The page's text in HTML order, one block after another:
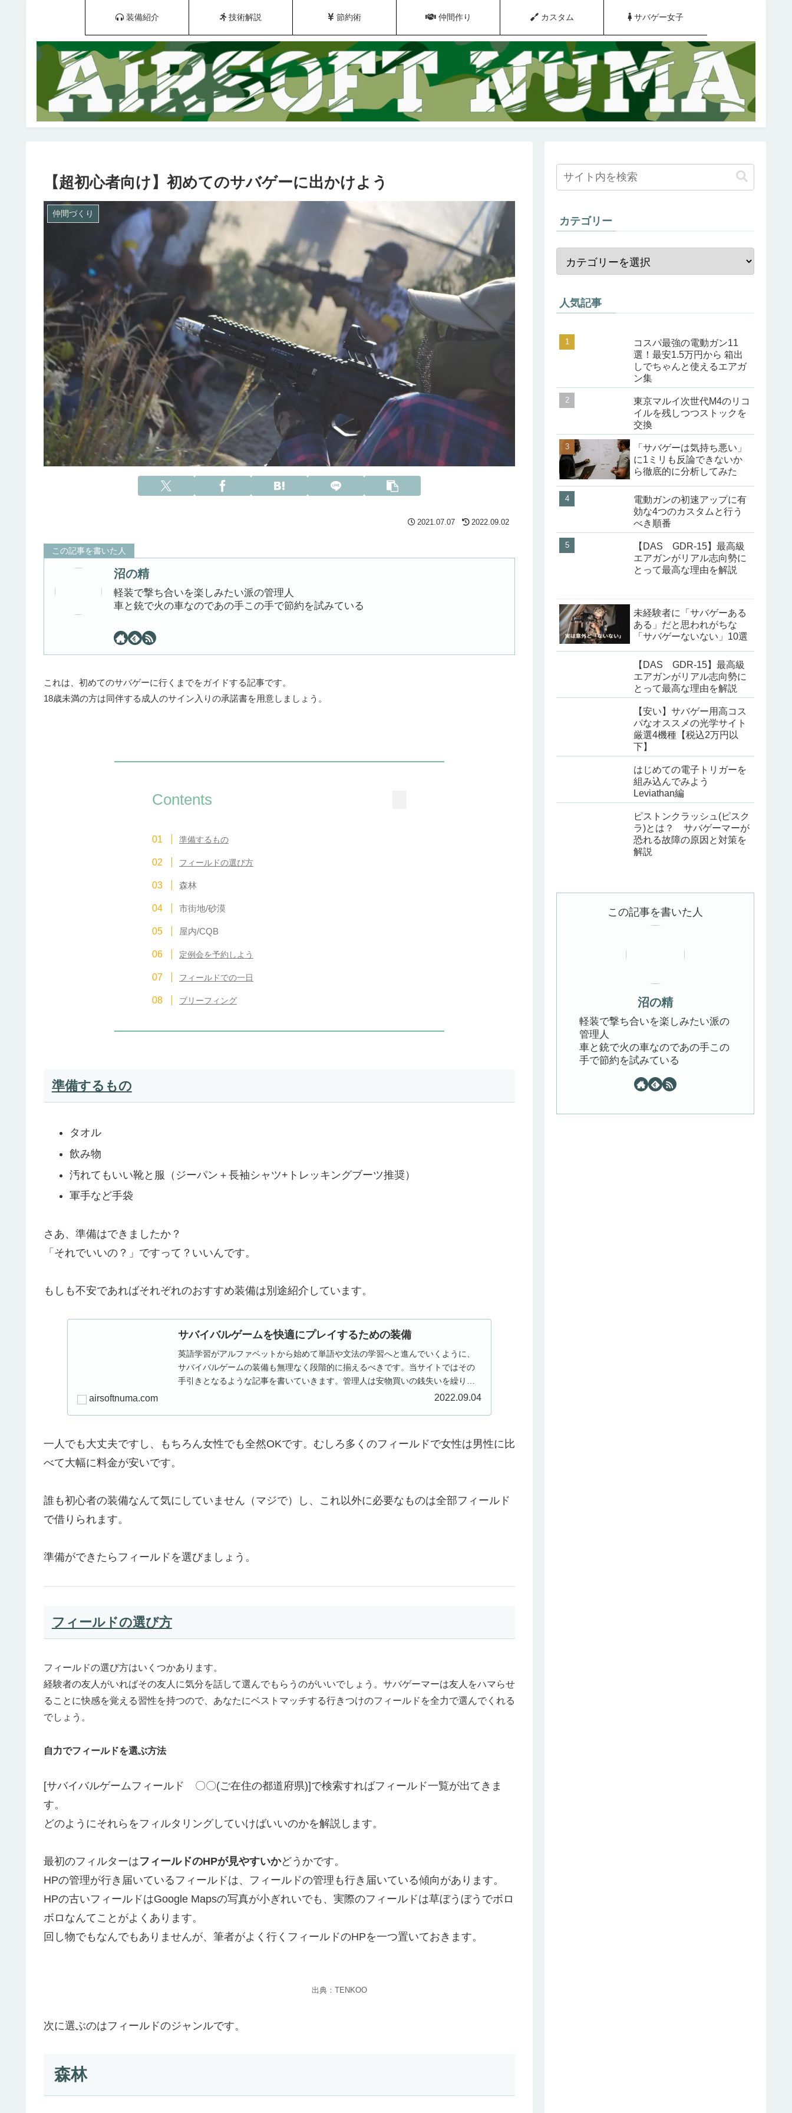
装備紹介 技術解説 節約術 仲間作り カスタム サバゲー女子
【超初心者向け】初めてのサバゲーに出かけよう
仲間づくり
2021.07.07 2022.09.02
この記事を書いた人
沼の精
軽装で撃ち合いを楽しみたい派の管理人
車と銃で火の車なのであの手この手で節約を試みている
これは、初めてのサバゲーに行くまでをガイドする記事です。
18歳未満の方は同伴する成人のサイン入りの承諾書を用意しましょう。
Contents
準備するもの
フィールドの選び方
森林
市街地/砂漠
屋内/CQB
定例会を予約しよう
フィールドでの一日
ブリーフィング
準備するもの
タオル
飲み物
汚れてもいい靴と服（ジーパン＋長袖シャツ+トレッキングブーツ推奨）
軍手など手袋
さあ、準備はできましたか？
「それでいいの？」ですって？いいんです。
もしも不安であればそれぞれのおすすめ装備は別途紹介しています。
サバイバルゲームを快適にプレイするための装備
英語学習がアルファベットから始めて単語や文法の学習へと進んでいくように、
サバイバルゲームの装備も無理なく段階的に揃えるべきです。当サイトではその
手引きとなるような記事を書いていきます。管理人は安物買いの銭失いを繰り返
airsoftnuma.com 2022.09.04
一人でも大丈夫ですし、もちろん女性でも全然OKです。むしろ多くのフィールドで女性は男性に比
べて大幅に料金が安いです。
誰も初心者の装備なんて気にしていません（マジで）し、これ以外に必要なものは全部フィールド
で借りられます。
準備ができたらフィールドを選びましょう。
フィールドの選び方
フィールドの選び方はいくつかあります。
経験者の友人がいればその友人に気分を話して選んでもらうのがいいでしょう。サバゲーマーは友人をハマらせ
ることに快感を覚える習性を持つので、あなたにベストマッチする行きつけのフィールドを全力で選んでくれる
でしょう。
自力でフィールドを選ぶ方法
[サバイバルゲームフィールド 〇〇(ご在住の都道府県)]で検索すればフィールド一覧が出てきま
す。
どのようにそれらをフィルタリングしていけばいいのかを解説します。
最初のフィルターはフィールドのHPが見やすいかどうかです。
HPの管理が行き届いているフィールドは、フィールドの管理も行き届いている傾向があります。
HPの古いフィールドはGoogle Mapsの写真が小ぎれいでも、実際のフィールドは草ぼうぼうでボロ
ボロなんてことがよくあります。
回し物でもなんでもありませんが、筆者がよく行くフィールドのHPを一つ置いておきます。
出典：TENKOO
次に選ぶのはフィールドのジャンルです。
森林
カテゴリー
人気記事
コスパ最強の電動ガン11
選！最安1.5万円から 箱出
しでちゃんと使えるエアガ
ン集
東京マルイ次世代M4のリコ
イルを残しつつストックを
交換
「サバゲーは気持ち悪い」
に1ミリも反論できないか
ら徹底的に分析してみた
電動ガンの初速アップに有
効な4つのカスタムと行う
べき順番
【DAS GDR-15】最高級
エアガンがリアル志向勢に
とって最高な理由を解説
未経験者に「サバゲーある
ある」だと思われがちな
「サバゲーないない」10選
【DAS GDR-15】最高級
エアガンがリアル志向勢に
とって最高な理由を解説
【安い】サバゲー用高コス
パなオススメの光学サイト
厳選4機種【税込2万円以
下】
はじめての電子トリガーを
組み込んでみよう
Leviathan編
ピストンクラッシュ(ピスク
ラ)とは？ サバゲーマーが
恐れる故障の原因と対策を
解説
この記事を書いた人
沼の精
軽装で撃ち合いを楽しみたい派の
管理人
車と銃で火の車なのであの手この
手で節約を試みている